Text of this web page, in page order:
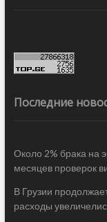
Последние
Около 2% брака на
месяцев проверок
В Грузии
расходы